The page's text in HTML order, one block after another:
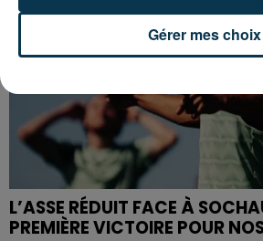
L’ASSE RÉDUIT FACE À
PREMIÈRE VICTOIRE POUR
Gérer mes choix